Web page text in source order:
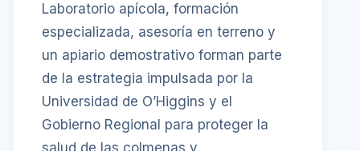
Laboratorio apícola, formación
especializada, asesoría en terreno y
un apiario demostrativo forman parte
de la estrategia impulsada por la
Universidad de O’Higgins y el
Gobierno Regional para proteger la